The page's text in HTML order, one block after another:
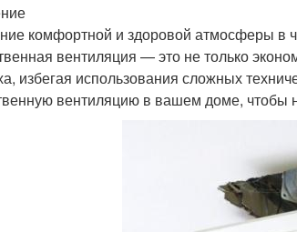
комфортной и здоровой атмосферы в
вентиляция — это не только
избегая использования сложных
вентиляцию в вашем доме, чтобы